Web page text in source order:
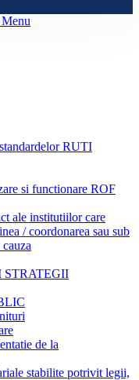
RUTI
si functionare ROF
ale institutiilor care
/ coordonarea sau sub
STRATEGII
de la
stabilite potrivit legii,